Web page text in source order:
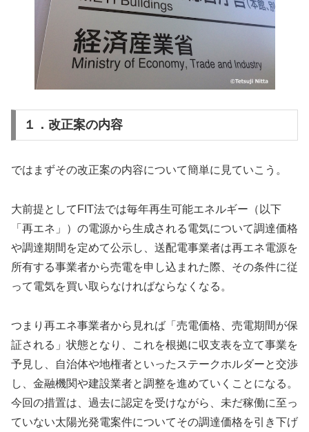
１．改正案の内容
ではまずその改正案の内容について簡単に見ていこう。
大前提としてFIT法では毎年再生可能エネルギー（以下
「再エネ」）の電源から生成される電気について調達価格
や調達期間を定めて公示し、送配電事業者は再エネ電源を
所有する事業者から売電を申し込まれた際、その条件に従
って電気を買い取らなければならなくなる。
つまり再エネ事業者から見れば「売電価格、売電期間が保
証される」状態となり、これを根拠に収支表を立て事業を
予見し、自治体や地権者といったステークホルダーと交渉
し、金融機関や建設業者と調整を進めていくことになる。
今回の措置は、過去に認定を受けながら、未だ稼働に至っ
ていない太陽光発電案件についてその調達価格を引き下げ